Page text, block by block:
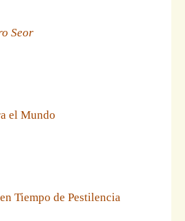
Seor
el Mundo
Tiempo de Pestilencia